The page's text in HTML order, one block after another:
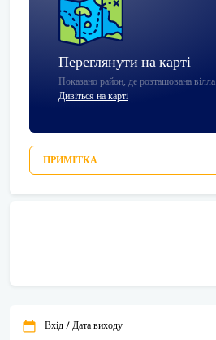
Переглянути на карті
Показано район, де розташована вілла.
Дивіться на карті
ПРИМІТКА
Вхід / Дата виходу